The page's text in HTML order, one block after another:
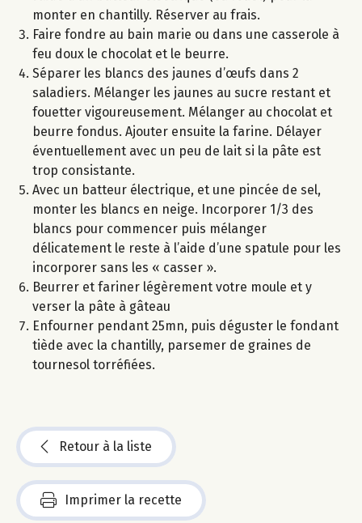
monter en chantilly. Réserver au frais.
Faire fondre au bain marie ou dans une casserole à
feu doux le chocolat et le beurre.
Séparer les blancs des jaunes d’œufs dans 2
saladiers. Mélanger les jaunes au sucre restant et
fouetter vigoureusement. Mélanger au chocolat et
beurre fondus. Ajouter ensuite la farine. Délayer
éventuellement avec un peu de lait si la pâte est
trop consistante.
Avec un batteur électrique, et une pincée de sel,
monter les blancs en neige. Incorporer 1/3 des
blancs pour commencer puis mélanger
délicatement le reste à l’aide d’une spatule pour les
incorporer sans les « casser ».
Beurrer et fariner légèrement votre moule et y
verser la pâte à gâteau
Enfourner pendant 25mn, puis déguster le fondant
tiède avec la chantilly, parsemer de graines de
tournesol torréfiées.
Retour à la liste
Imprimer la recette